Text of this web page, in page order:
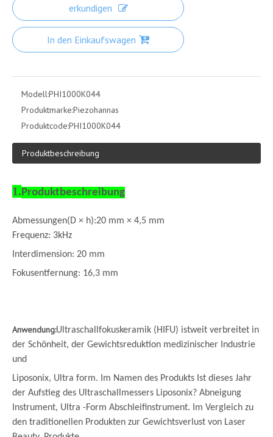
erkundigen
In den Einkaufswagen
Modell:PHI1000K044
Produktmarke:Piezohannas
Produktcode:PHI1000K044
Produktbeschreibung
1.Produktbeschreibung
Abmessungen(D × h):20 mm × 4,5 mm
Frequenz: 3kHz
Interdimension: 20 mm
Fokusentfernung: 16,3 mm
Anwendung:Ultraschallfokuskeramik (HIFU) istweit verbreitet in
der Schönheit, der Gewichtsreduktion medizinischer Industrie
und
Liposonix, Ultra form. Im Namen des Produkts Ist dieses Jahr
der Aufstieg des Ultraschallmessers Liposonix? Abneigung
Instrument, Ultra -Form Abschleifinstrument. Im Vergleich zu
den traditionellen Produkten zur Gewichtsverlust von Laser